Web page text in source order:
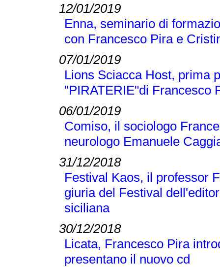
12/01/2019
Enna, seminario di
con Francesco Pira e
07/01/2019
Lions Sciacca Host, prima
"PIRATERIE"di Francesco
06/01/2019
Comiso, il sociologo
neurologo Emanuele
31/12/2018
Festival Kaos, il professor
giuria del Festival
siciliana
30/12/2018
Licata, Francesco Pira
presentano il nuovo cd